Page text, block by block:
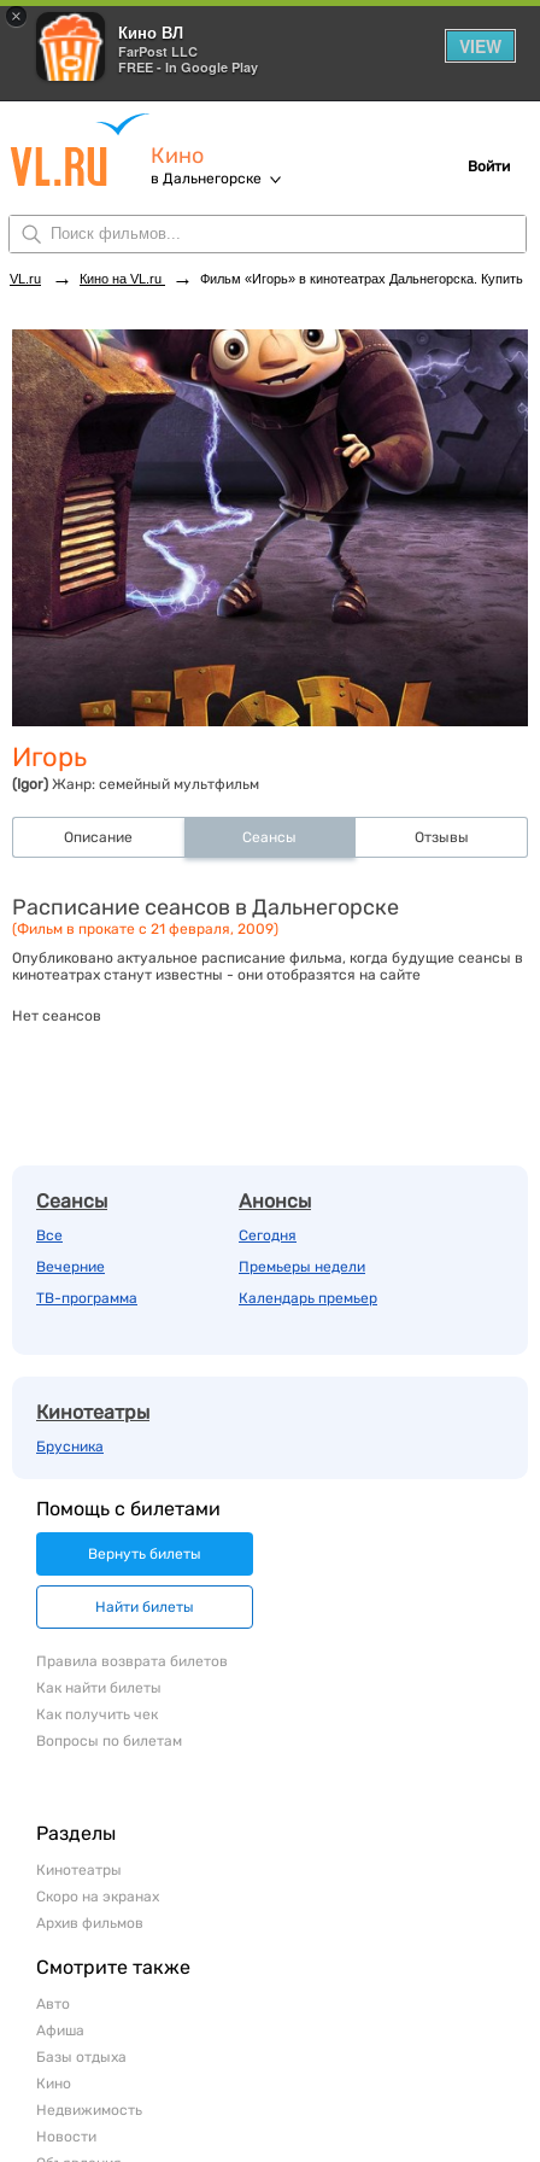
×
Кино ВЛ
FarPost LLC
FREE - In Google Play
VIEW
Кино
в Дальнегорске
Войти
VL.ru → Кино на VL.ru → Фильм «Игорь» в кинотеатрах Дальнегорска. Купить билеты!
Игорь
(Igor) Жанр: семейный мультфильм
Описание Сеансы Отзывы
Расписание сеансов в Дальнегорске
(Фильм в прокате с 21 февраля, 2009)
Опубликовано актуальное расписание фильма, когда будущие сеансы в
кинотеатрах станут известны - они отобразятся на сайте
Нет сеансов
Сеансы
Все
Вечерние
ТВ-программа
Анонсы
Сегодня
Премьеры недели
Календарь премьер
Кинотеатры
Брусника
Помощь с билетами
Вернуть билеты
Найти билеты
Правила возврата билетов
Как найти билеты
Как получить чек
Вопросы по билетам
Разделы
Кинотеатры
Скоро на экранах
Архив фильмов
Смотрите также
Авто
Афиша
Базы отдыха
Кино
Недвижимость
Новости